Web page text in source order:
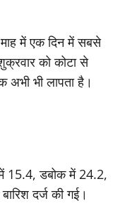
में एक दिन में सबसे
को कोटा से
भी लापता है।
15.4, डबोक में 24.2,
दर्ज की गई।